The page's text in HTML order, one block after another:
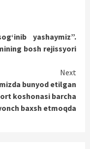
yashaymiz”.
bosh rejissyori
Next
bunyod etilgan
koshonasi barcha
baxsh etmoqda